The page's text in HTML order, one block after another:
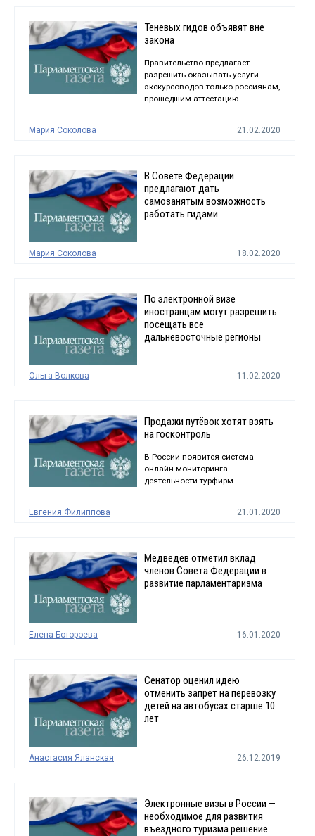
Теневых гидов объявят вне
закона
Правительство предлагает
разрешить оказывать услуги
экскурсоводов только россиянам,
прошедшим аттестацию
Мария Соколова 21.02.2020
В Совете Федерации
предлагают дать
самозанятым возможность
работать гидами
Мария Соколова 18.02.2020
По электронной визе
иностранцам могут разрешить
посещать все
дальневосточные регионы
Ольга Волкова 11.02.2020
Продажи путёвок хотят взять
на госконтроль
В России появится система
онлайн-мониторинга
деятельности турфирм
Евгения Филиппова 21.01.2020
Медведев отметил вклад
членов Совета Федерации в
развитие парламентаризма
Елена Ботороева 16.01.2020
Сенатор оценил идею
отменить запрет на перевозку
детей на автобусах старше 10
лет
Анастасия Яланская 26.12.2019
Электронные визы в России —
необходимое для развития
въездного туризма решение